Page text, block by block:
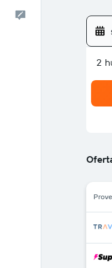
Comentarios
2